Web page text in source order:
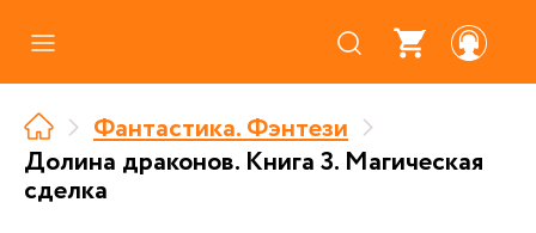
Где купить
Про аудиокниги
Фантастика. Фэнтези
Долина драконов. Книга 3. Магическая
сделка